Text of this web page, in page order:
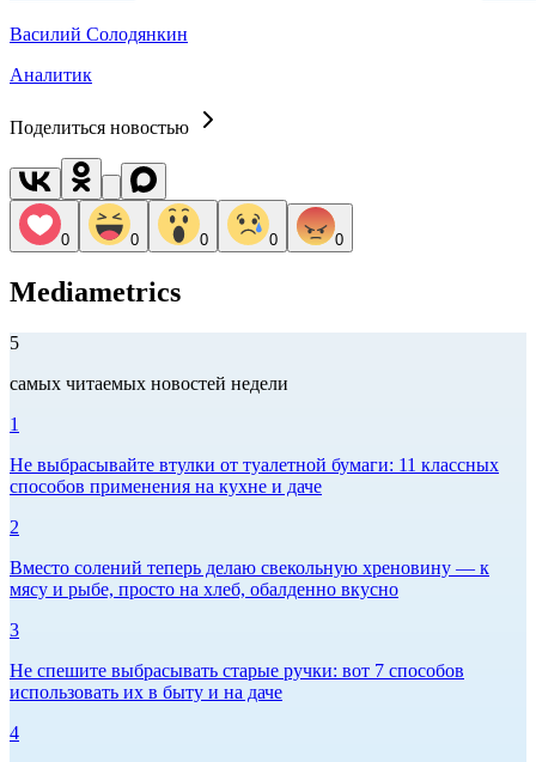
Василий Солодянкин
Аналитик
Поделиться новостью
0 0 0 0 0
Mediametrics
5
самых читаемых новостей недели
1
Не выбрасывайте втулки от туалетной бумаги: 11 классных
способов применения на кухне и даче
2
Вместо солений теперь делаю свекольную хреновину — к
мясу и рыбе, просто на хлеб, обалденно вкусно
3
Не спешите выбрасывать старые ручки: вот 7 способов
использовать их в быту и на даче
4